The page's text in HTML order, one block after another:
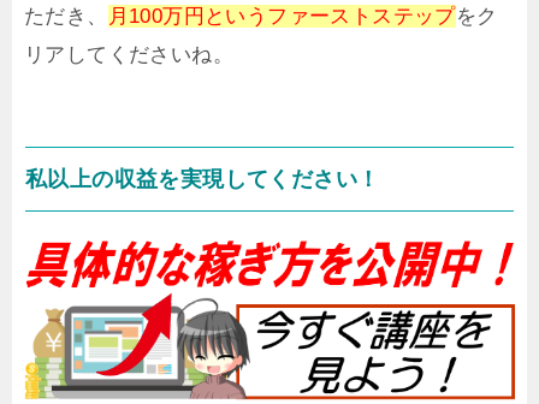
ただき、 月100万円というファーストステップをク
リアしてくださいね。
私以上の収益を実現してください！